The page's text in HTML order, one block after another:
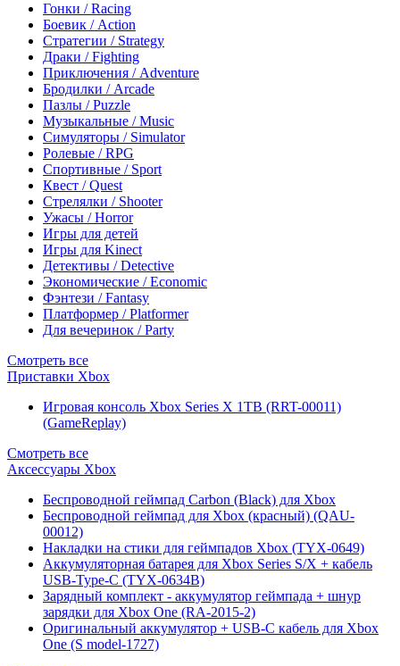
Гонки / Racing
Боевик / Action
Стратегии / Strategy
Драки / Fighting
Приключения / Adventure
Бродилки / Arcade
Пазлы / Puzzle
Музыкальные / Music
Симуляторы / Simulator
Ролевые / RPG
Спортивные / Sport
Квест / Quest
Стрелялки / Shooter
Ужасы / Horror
Игры для детей
Игры для Kinect
Детективы / Detective
Экономические / Economic
Фэнтези / Fantasy
Платформер / Platformer
Для вечеринок / Party
Смотреть все
Приставки Xbox
Игровая консоль Xbox Series X 1TB (RRT-00011)
(GameReplay)
Смотреть все
Аксессуары Xbox
Беспроводной геймпад Carbon (Black) для Xbox
Беспроводной геймпад для Xbox (красный) (QAU-
00012)
Накладки на стики для геймпадов Xbox (TYX-0649)
Аккумуляторная батарея для Xbox Series S/X + кабель
USB-Type-C (TYX-0634B)
Зарядный комплект - аккумулятор геймпада + шнур
зарядки для Xbox One (RA-2015-2)
Оригинальный аккумулятор + USB-C кабель для Xbox
One (S model-1727)